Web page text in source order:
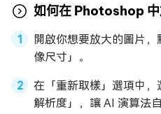
如何在 Photoshop 中
開啟你想要放大的圖片
像尺寸」。
在「重新取樣」選項中，
解析度」，讓 AI 演算法